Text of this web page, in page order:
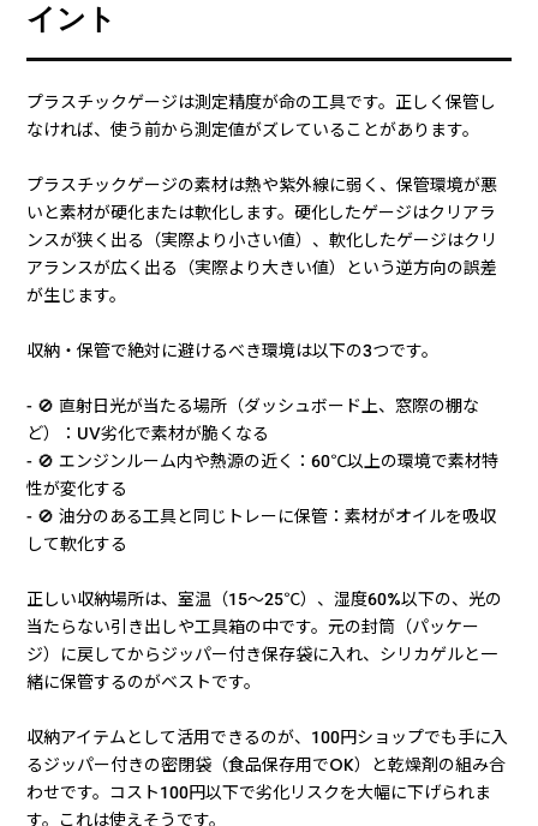
イント
プラスチックゲージは測定精度が命の工具です。正しく保管し
なければ、使う前から測定値がズレていることがあります。
プラスチックゲージの素材は熱や紫外線に弱く、保管環境が悪
いと素材が硬化または軟化します。硬化したゲージはクリアラ
ンスが狭く出る（実際より小さい値）、軟化したゲージはクリ
アランスが広く出る（実際より大きい値）という逆方向の誤差
が生じます。
収納・保管で絶対に避けるべき環境は以下の3つです。
- 🚫 直射日光が当たる場所（ダッシュボード上、窓際の棚な
ど）：UV劣化で素材が脆くなる
- 🚫 エンジンルーム内や熱源の近く：60℃以上の環境で素材特
性が変化する
- 🚫 油分のある工具と同じトレーに保管：素材がオイルを吸収
して軟化する
正しい収納場所は、室温（15〜25℃）、湿度60%以下の、光の
当たらない引き出しや工具箱の中です。元の封筒（パッケー
ジ）に戻してからジッパー付き保存袋に入れ、シリカゲルと一
緒に保管するのがベストです。
収納アイテムとして活用できるのが、100円ショップでも手に入
るジッパー付きの密閉袋（食品保存用でOK）と乾燥剤の組み合
わせです。コスト100円以下で劣化リスクを大幅に下げられま
す。これは使えそうです。